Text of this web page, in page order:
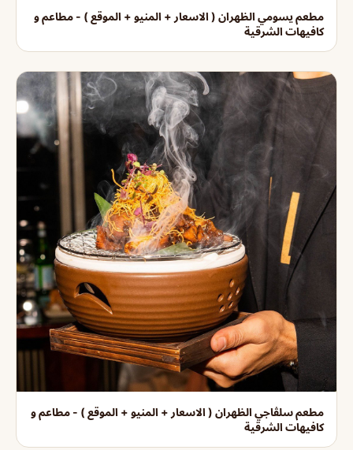
مطعم يسومي الظهران ( الاسعار + المنيو + الموقع ) - مطاعم و
كافيهات الشرقية
مطعم سلڤاجي الظهران ( الاسعار + المنيو + الموقع ) - مطاعم و
كافيهات الشرقية